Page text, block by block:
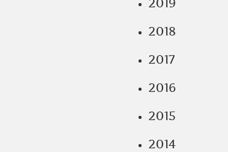
2018
2017
2016
2015
2014